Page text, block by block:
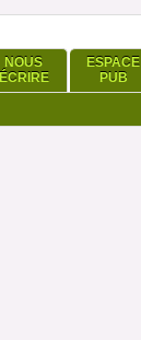
NOUS
ÉCRIRE
ESPACE
PUB